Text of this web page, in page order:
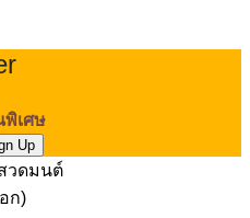
เศษ
Up
ก)